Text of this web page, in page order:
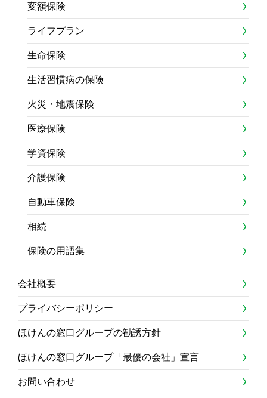
変額保険
ライフプラン
生命保険
生活習慣病の保険
火災・地震保険
医療保険
学資保険
介護保険
自動車保険
相続
保険の用語集
会社概要
プライバシーポリシー
ほけんの窓口グループの勧誘方針
ほけんの窓口グループ「最優の会社」宣言
お問い合わせ